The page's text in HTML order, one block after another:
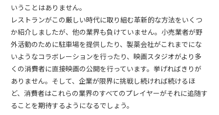
いうことはありません。
レストランがこの厳しい時代に取り組む革新的な方法をいくつ
か紹介しましたが、他の業界も負けていません。小売業者が野
外活動のために駐車場を提供したり、製薬会社がこれまでにな
いようなコラボレーションを行ったり、映画スタジオがより多
くの消費者に直接映画の公開を行っています。挙げればきりが
ありません。そして、企業が限界に挑戦し続ければ続けるほ
ど、消費者はこれらの業界のすべてのプレイヤーがそれに追随す
ることを期待するようになるでしょう。